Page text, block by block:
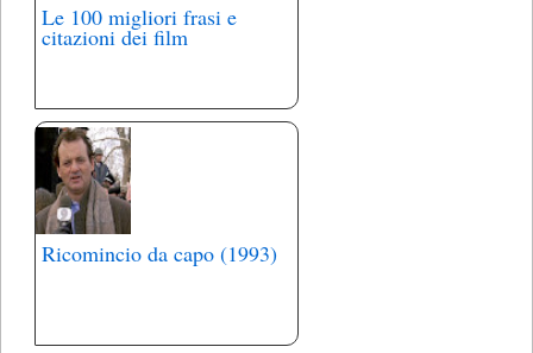
Le 100 migliori frasi e
citazioni dei film
Ricomincio da capo (1993)